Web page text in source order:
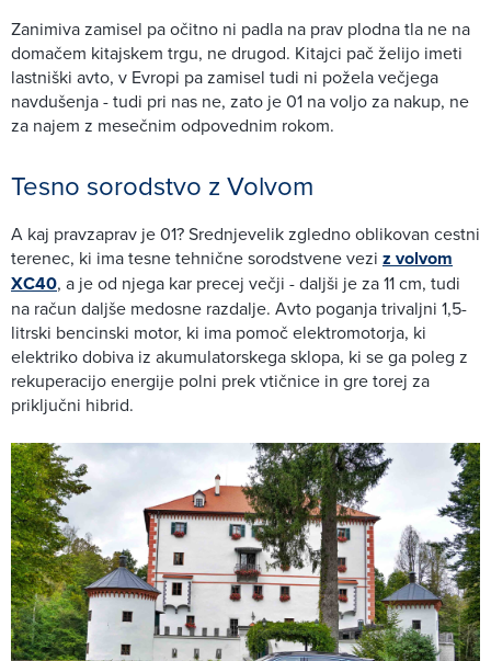
Zanimiva zamisel pa očitno ni padla na prav plodna tla ne na
domačem kitajskem trgu, ne drugod. Kitajci pač želijo imeti
lastniški avto, v Evropi pa zamisel tudi ni požela večjega
navdušenja - tudi pri nas ne, zato je 01 na voljo za nakup, ne
za najem z mesečnim odpovednim rokom.
Tesno sorodstvo z Volvom
A kaj pravzaprav je 01? Srednjevelik zgledno oblikovan cestni
terenec, ki ima tesne tehnične sorodstvene vezi z volvom
XC40, a je od njega kar precej večji - daljši je za 11 cm, tudi
na račun daljše medosne razdalje. Avto poganja trivaljni 1,5-
litrski bencinski motor, ki ima pomoč elektromotorja, ki
elektriko dobiva iz akumulatorskega sklopa, ki se ga poleg z
rekuperacijo energije polni prek vtičnice in gre torej za
priključni hibrid.